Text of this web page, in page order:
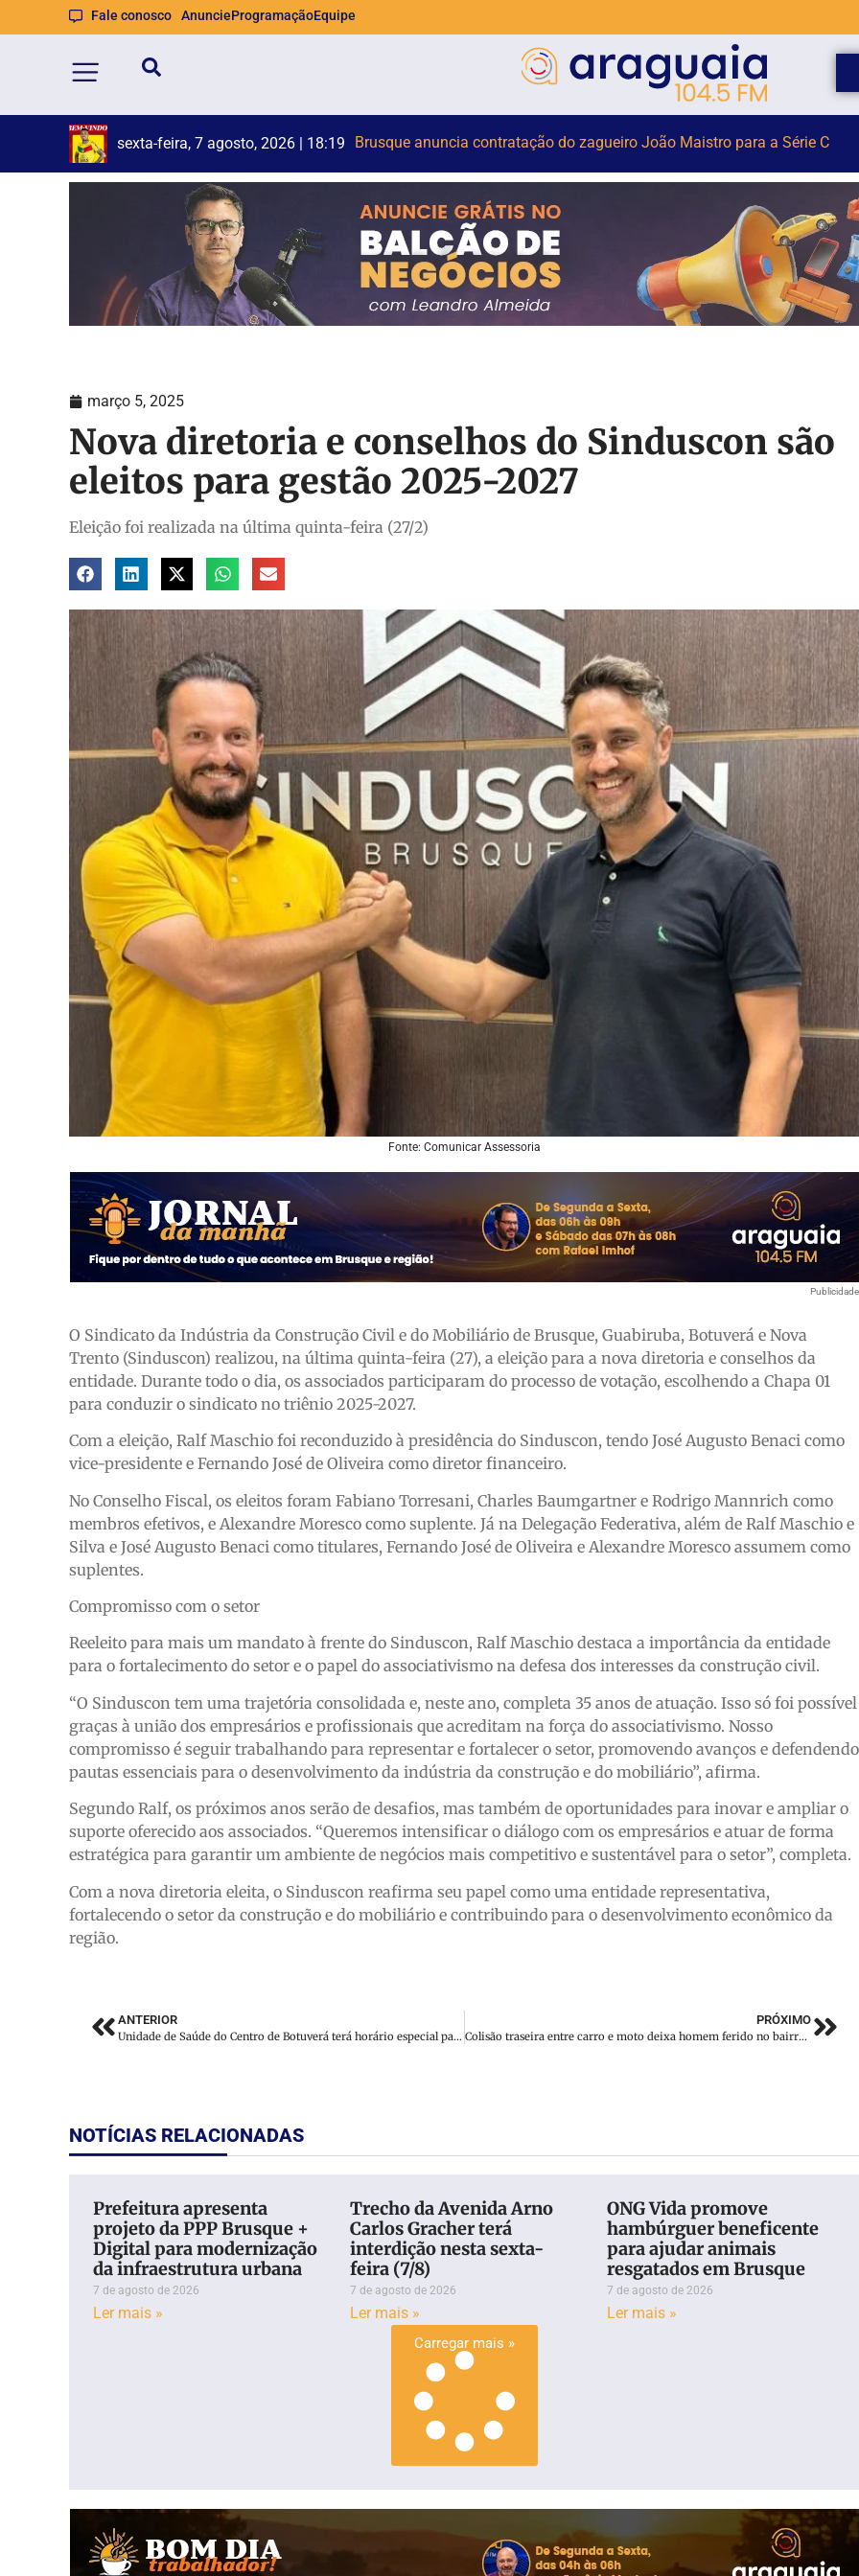
Fale conosco AnuncieProgramaçãoEquipe
sexta-feira, 7 agosto, 2026 | 17:49 Duas pess
Semana de História termina nesta sexta-feira (7) com foco na tradição
março 5, 2025
Nova diretoria e conselhos do Sinduscon são
eleitos para gestão 2025-2027
Eleição foi realizada na última quinta-feira (27/2)
Fonte: Comunicar Assessoria
Publicidade
O Sindicato da Indústria da Construção Civil e do Mobiliário de Brusque, Guabiruba, Botuverá e Nova
Trento (Sinduscon) realizou, na última quinta-feira (27), a eleição para a nova diretoria e conselhos da
entidade. Durante todo o dia, os associados participaram do processo de votação, escolhendo a Chapa 01
para conduzir o sindicato no triênio 2025-2027.
Com a eleição, Ralf Maschio foi reconduzido à presidência do Sinduscon, tendo José Augusto Benaci como
vice-presidente e Fernando José de Oliveira como diretor financeiro.
No Conselho Fiscal, os eleitos foram Fabiano Torresani, Charles Baumgartner e Rodrigo Mannrich como
membros efetivos, e Alexandre Moresco como suplente. Já na Delegação Federativa, além de Ralf Maschio e
Silva e José Augusto Benaci como titulares, Fernando José de Oliveira e Alexandre Moresco assumem como
suplentes.
Compromisso com o setor
Reeleito para mais um mandato à frente do Sinduscon, Ralf Maschio destaca a importância da entidade
para o fortalecimento do setor e o papel do associativismo na defesa dos interesses da construção civil.
“O Sinduscon tem uma trajetória consolidada e, neste ano, completa 35 anos de atuação. Isso só foi possível
graças à união dos empresários e profissionais que acreditam na força do associativismo. Nosso
compromisso é seguir trabalhando para representar e fortalecer o setor, promovendo avanços e defendendo
pautas essenciais para o desenvolvimento da indústria da construção e do mobiliário”, afirma.
Segundo Ralf, os próximos anos serão de desafios, mas também de oportunidades para inovar e ampliar o
suporte oferecido aos associados. “Queremos intensificar o diálogo com os empresários e atuar de forma
estratégica para garantir um ambiente de negócios mais competitivo e sustentável para o setor”, completa.
Com a nova diretoria eleita, o Sinduscon reafirma seu papel como uma entidade representativa,
fortalecendo o setor da construção e do mobiliário e contribuindo para o desenvolvimento econômico da
região.
ANTERIOR
Unidade de Saúde do Centro de Botuverá terá horário especial para reuniões de equipe em março
PRÓXIMO
Colisão traseira entre carro e moto deixa homem ferido no bairro Guarani
NOTÍCIAS RELACIONADAS
Prefeitura apresenta
projeto da PPP Brusque +
Digital para modernização
da infraestrutura urbana
7 de agosto de 2026
Ler mais »
Trecho da Avenida Arno
Carlos Gracher terá
interdição nesta sexta-
feira (7/8)
7 de agosto de 2026
Ler mais »
ONG Vida promove
hambúrguer beneficente
para ajudar animais
resgatados em Brusque
7 de agosto de 2026
Ler mais »
Carregar mais »